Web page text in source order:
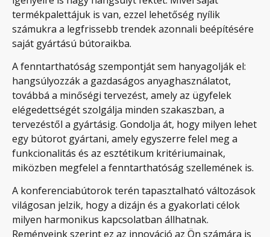
termékpalettájuk is van, ezzel lehetőség nyílik
számukra a legfrissebb trendek azonnali beépítésére
saját gyártású bútoraikba.
A fenntarthatóság szempontját sem hanyagolják el:
hangsúlyozzák a gazdaságos anyaghasználatot,
továbbá a minőségi tervezést, amely az ügyfelek
elégedettségét szolgálja minden szakaszban, a
tervezéstől a gyártásig. Gondolja át, hogy milyen lehet
egy bútorot gyártani, amely egyszerre felel meg a
funkcionalitás és az esztétikum kritériumainak,
miközben megfelel a fenntarthatóság szellemének is.
A konferenciabútorok terén tapasztalható változások
világosan jelzik, hogy a dizájn és a gyakorlati célok
milyen harmonikus kapcsolatban állhatnak.
Reményeink szerint ez az innováció az Ön számára is